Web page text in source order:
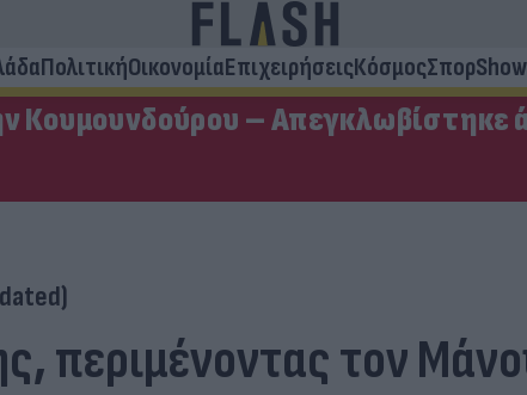
ΠολιτικήΟικονομίαΕπιχειρήσειςΚόσμοςΣπορ
Κουμουνδούρου – Απεγκλωβίστηκε
περιμένοντας τον